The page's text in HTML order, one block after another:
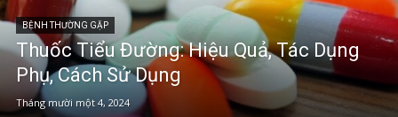
BỆNH THƯỜNG GẶP
Thuốc Tiểu Đường: Hiệu Quả, Tác Dụng
Phụ, Cách Sử Dụng
Tháng mười một 4, 2024